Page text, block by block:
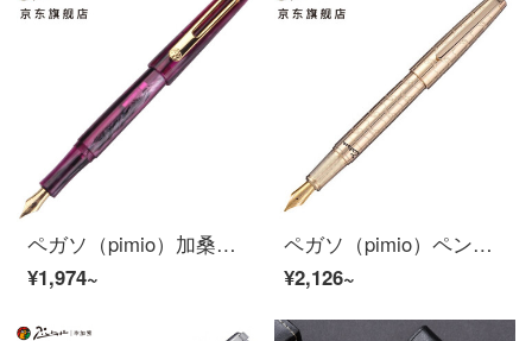
ペガソ（pimio）加桑迪极光シリーズの万年筆男性女性執務成人学生用インクイリジウム金筆ビジネスギフトペン975極光紫
¥1,974~
ペガソ（pimio）ペンサインペン男性女性ビジネスオフィスプレゼント0.5 mmインクカートリッジ夢のポルカシリーズ918ゴールド
¥2,126~